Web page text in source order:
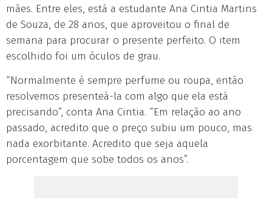
mães. Entre eles, está a estudante Ana Cintia Martins
de Souza, de 28 anos, que aproveitou o final de
semana para procurar o presente perfeito. O item
escolhido foi um óculos de grau.
“Normalmente é sempre perfume ou roupa, então
resolvemos presenteá-la com algo que ela está
precisando”, conta Ana Cintia. “Em relação ao ano
passado, acredito que o preço subiu um pouco, mas
nada exorbitante. Acredito que seja aquela
porcentagem que sobe todos os anos”.